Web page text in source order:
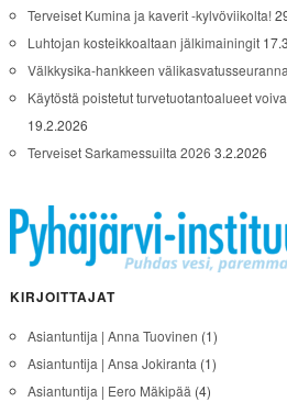
Terveiset Kumina ja kaverit -kylvöviikolta!
Luhtojan kosteikkoaltaan jälkimainingit
Välkkysika-hankkeen
Käytöstä poistetut turvetuotantoalueet
19.2.2026
Terveiset Sarkamessuilta 2026 3.2.2026
KIRJOITTAJAT
Asiantuntija | Anna Tuovinen (1)
Asiantuntija | Ansa Jokiranta (1)
Asiantuntija | Eero Mäkipää (4)